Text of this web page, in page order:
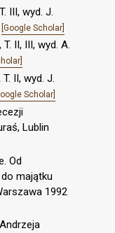
III, wyd. J.
[Google Scholar]
II, III, wyd. A.
II, wyd. J.
Scholar]
Lublin
Od
majątku
1992